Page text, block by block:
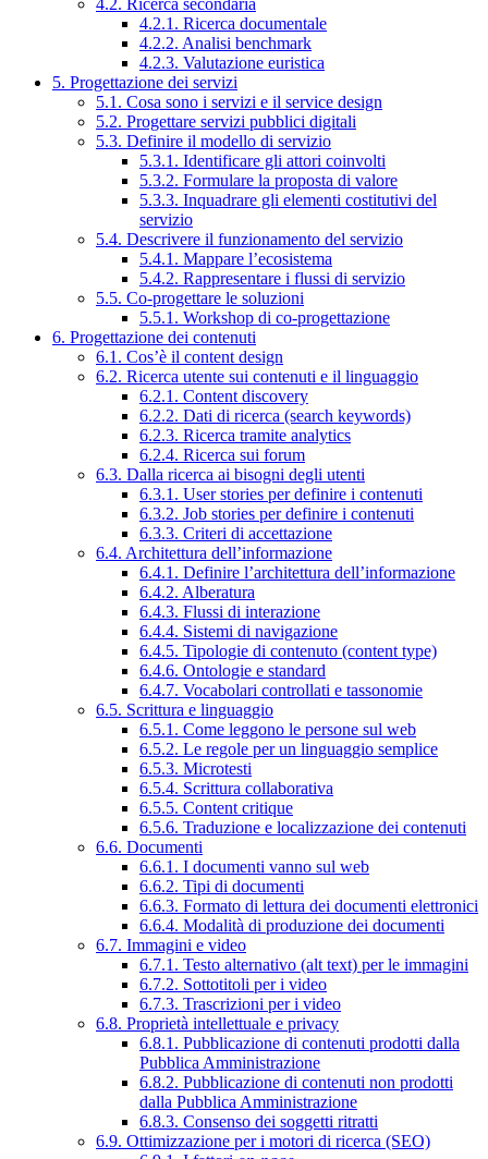
4.2.1. Ricerca documentale
4.2.2. Analisi benchmark
4.2.3. Valutazione euristica
5. Progettazione dei servizi
5.1. Cosa sono i servizi e il service design
5.2. Progettare servizi pubblici digitali
5.3. Definire il modello di servizio
5.3.1. Identificare gli attori coinvolti
5.3.2. Formulare la proposta di valore
5.3.3. Inquadrare gli elementi costitutivi del
servizio
5.4. Descrivere il funzionamento del servizio
5.4.1. Mappare l’ecosistema
5.4.2. Rappresentare i flussi di servizio
5.5. Co-progettare le soluzioni
5.5.1. Workshop di co-progettazione
6. Progettazione dei contenuti
6.1. Cos’è il content design
6.2. Ricerca utente sui contenuti e il linguaggio
6.2.1. Content discovery
6.2.2. Dati di ricerca (search keywords)
6.2.3. Ricerca tramite analytics
6.2.4. Ricerca sui forum
6.3. Dalla ricerca ai bisogni degli utenti
6.3.1. User stories per definire i contenuti
6.3.2. Job stories per definire i contenuti
6.3.3. Criteri di accettazione
6.4. Architettura dell’informazione
6.4.1. Definire l’architettura dell’informazione
6.4.2. Alberatura
6.4.3. Flussi di interazione
6.4.4. Sistemi di navigazione
6.4.5. Tipologie di contenuto (content type)
6.4.6. Ontologie e standard
6.4.7. Vocabolari controllati e tassonomie
6.5. Scrittura e linguaggio
6.5.1. Come leggono le persone sul web
6.5.2. Le regole per un linguaggio semplice
6.5.3. Microtesti
6.5.4. Scrittura collaborativa
6.5.5. Content critique
6.5.6. Traduzione e localizzazione dei contenuti
6.6. Documenti
6.6.1. I documenti vanno sul web
6.6.2. Tipi di documenti
6.6.3. Formato di lettura dei documenti elettronici
6.6.4. Modalità di produzione dei documenti
6.7. Immagini e video
6.7.1. Testo alternativo (alt text) per le immagini
6.7.2. Sottotitoli per i video
6.7.3. Trascrizioni per i video
6.8. Proprietà intellettuale e privacy
6.8.1. Pubblicazione di contenuti prodotti dalla
Pubblica Amministrazione
6.8.2. Pubblicazione di contenuti non prodotti
dalla Pubblica Amministrazione
6.8.3. Consenso dei soggetti ritratti
6.9. Ottimizzazione per i motori di ricerca (SEO)